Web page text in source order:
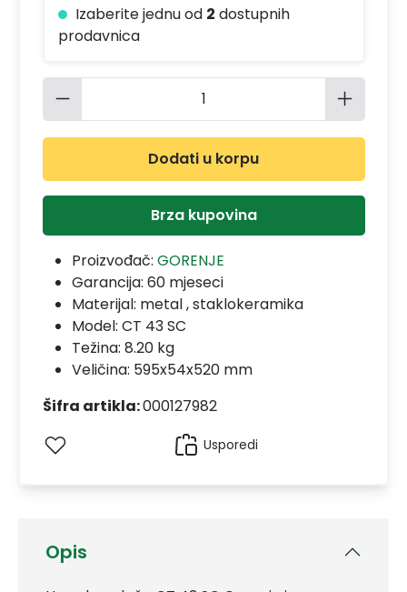
Opis
Izaberite jednu od 2 dostupnih
prodavnica
Količina proizvoda: Unesite
Dodati u korpu
Brza kupovina
Proizvođač: GORENJE
Garancija: 60 mjeseci
Materijal: metal , staklokeramika
Model: CT 43 SC
Težina: 8.20 kg
Veličina: 595x54x520 mm
Šifra artikla:000127982
Usporedi